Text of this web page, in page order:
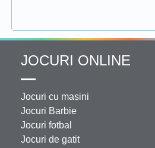
JOCURI ONLINE
Jocuri cu masini
Jocuri Barbie
Jocuri fotbal
Jocuri de gatit